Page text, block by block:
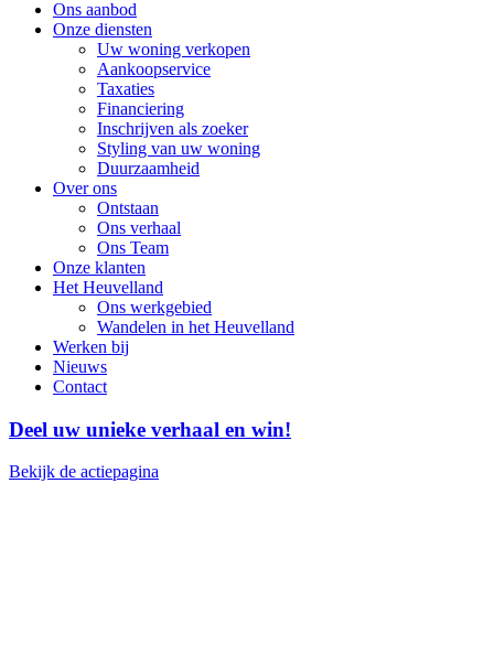
Ons aanbod
Onze diensten
Uw woning verkopen
Aankoopservice
Taxaties
Financiering
Inschrijven als zoeker
Styling van uw woning
Duurzaamheid
Over ons
Ontstaan
Ons verhaal
Ons Team
Onze klanten
Het Heuvelland
Ons werkgebied
Wandelen in het Heuvelland
Werken bij
Nieuws
Contact
Deel uw unieke verhaal en win!
Bekijk de actiepagina